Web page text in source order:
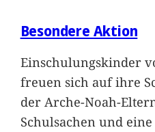
Besondere Aktion
Einschulungskinder
freuen sich auf ihre
der Arche-Noah-
Schulsachen und eine